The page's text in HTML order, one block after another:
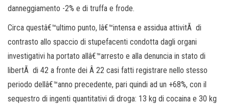
danneggiamento -2% e di truffa e frode.
Circa questâ€™ultimo punto, lâ€™intensa e assidua attivitÃ di
contrasto allo spaccio di stupefacenti condotta dagli organi
investigativi ha portato allâ€™arresto e alla denuncia in stato di
libertÃ di 42 a fronte dei Â 22 casi fatti registrare nello stesso
periodo dellâ€™anno precedente, pari quindi ad un +68%, con il
sequestro di ingenti quantitativi di droga: 13 kg di cocaina e 30 kg